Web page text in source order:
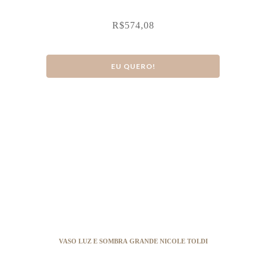
R$574,08
EU QUERO!
VASO LUZ E SOMBRA GRANDE NICOLE TOLDI